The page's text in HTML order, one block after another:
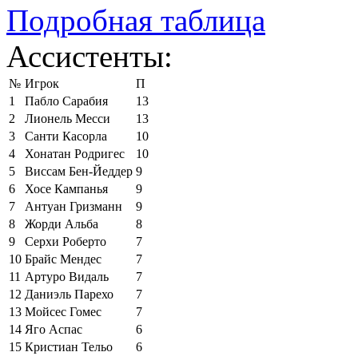
Подробная таблица
Ассистенты:
№ Игрок
П
1
Пабло Сарабия
13
2
Лионель Месси
13
3
Санти Касорла
10
4
Хонатан Родригес
10
5
Виссам Бен-Йеддер 9
6
Хосе Кампанья
9
7
Антуан Гризманн
9
8
Жорди Альба
8
9
Серхи Роберто
7
10 Брайс Мендес
7
11 Артуро Видаль
7
12 Даниэль Парехо
7
13 Мойсес Гомес
7
14 Яго Аспас
6
15 Кристиан Тельо 6